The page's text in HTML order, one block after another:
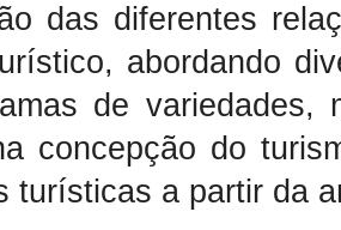
das diferentes
abordando
de variedades,
concepção do
turísticas a partir da